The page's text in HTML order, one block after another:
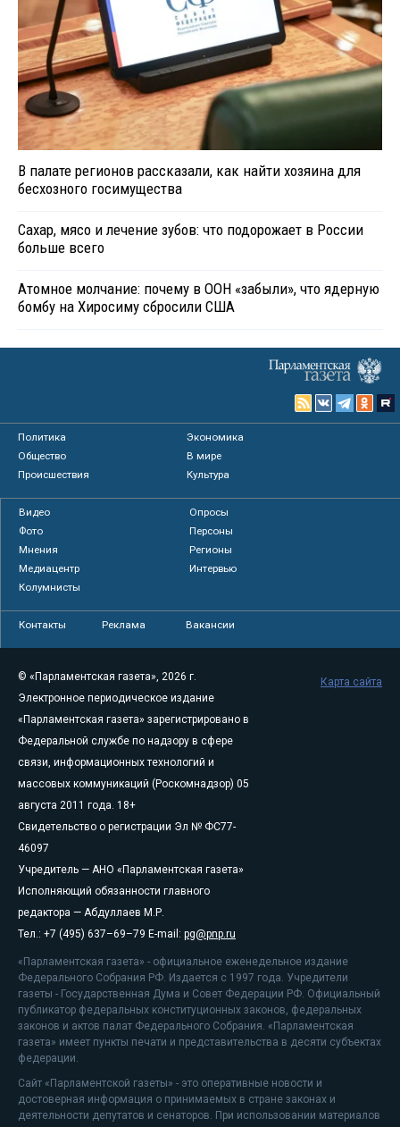
В палате регионов рассказали, как найти хозяина для
бесхозного госимущества
Сахар, мясо и лечение зубов: что подорожает в России
больше всего
Атомное молчание: почему в ООН «забыли», что ядерную
бомбу на Хиросиму сбросили США
Политика
Экономика
Общество
В мире
Происшествия
Культура
Видео
Опросы
Фото
Персоны
Мнения
Регионы
Медиацентр
Интервью
Колумнисты
Контакты Реклама Вакансии
© «Парламентская газета», 2026 г.
Электронное периодическое издание
«Парламентская газета» зарегистрировано в
Федеральной службе по надзору в сфере
связи, информационных технологий и
массовых коммуникаций (Роскомнадзор) 05
августа 2011 года. 18+
Свидетельство о регистрации Эл № ФС77-
46097
Учредитель — АНО «Парламентская газета»
Исполняющий обязанности главного
редактора — Абдуллаев М.Р.
Тел.: +7 (495) 637–69–79 E-mail: pg@pnp.ru
«Парламентская газета» - официальное еженедельное издание
Федерального Собрания РФ. Издается с 1997 года. Учредители
газеты - Государственная Дума и Совет Федерации РФ. Официальный
публикатор федеральных конституционных законов, федеральных
законов и актов палат Федерального Собрания. «Парламентская
газета» имеет пункты печати и представительства в десяти субъектах
федерации.
Сайт «Парламентской газеты» - это оперативные новости и
достоверная информация о принимаемых в стране законах и
деятельности депутатов и сенаторов. При использовании материалов
Карта сайта